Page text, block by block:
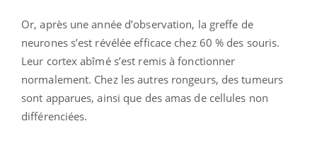
Or, après une année d’observation, la greffe de
neurones s’est révélée efficace chez 60 % des souris.
Leur cortex abîmé s’est remis à fonctionner
normalement. Chez les autres rongeurs, des tumeurs
sont apparues, ainsi que des amas de cellules non
différenciées.